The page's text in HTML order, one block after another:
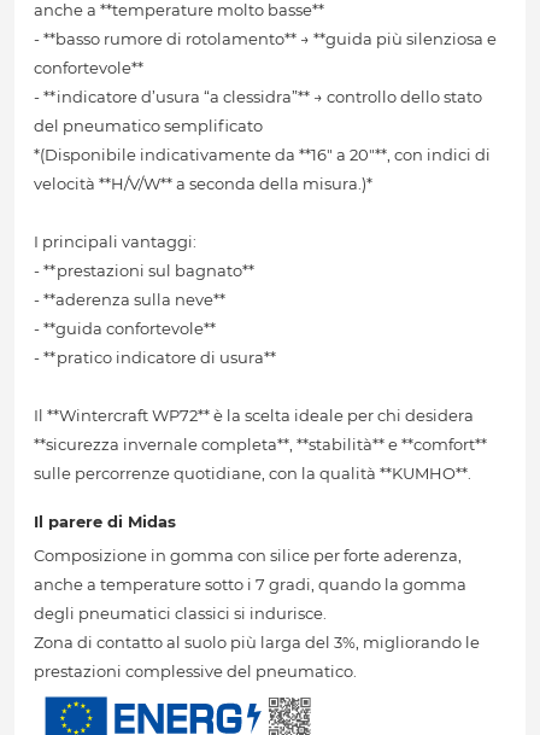
anche a **temperature molto basse**
- **basso rumore di rotolamento** → **guida più silenziosa e
confortevole**
- **indicatore d’usura “a clessidra”** → controllo dello stato
del pneumatico semplificato
*(Disponibile indicativamente da **16" a 20"**, con indici di
velocità **H/V/W** a seconda della misura.)*
I principali vantaggi:
- **prestazioni sul bagnato**
- **aderenza sulla neve**
- **guida confortevole**
- **pratico indicatore di usura**
Il **Wintercraft WP72** è la scelta ideale per chi desidera
**sicurezza invernale completa**, **stabilità** e **comfort**
sulle percorrenze quotidiane, con la qualità **KUMHO**.
Il parere di Midas
Composizione in gomma con silice per forte aderenza,
anche a temperature sotto i 7 gradi, quando la gomma
degli pneumatici classici si indurisce.
Zona di contatto al suolo più larga del 3%, migliorando le
prestazioni complessive del pneumatico.